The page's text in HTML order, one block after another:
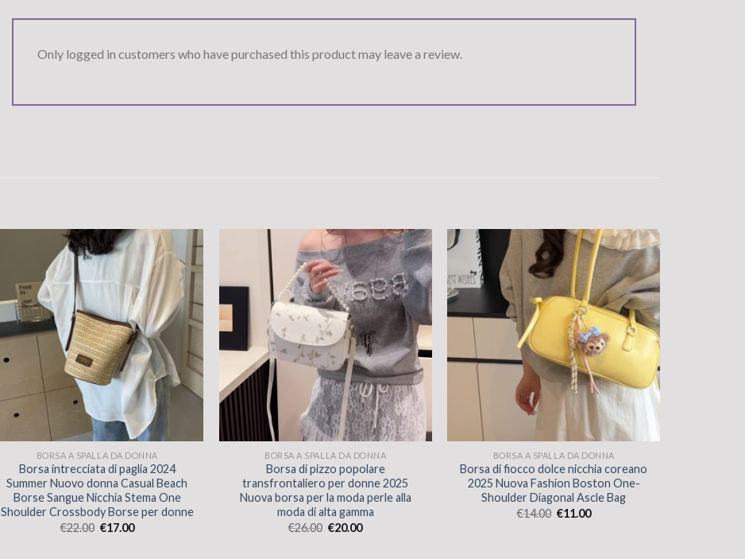
Only logged in customers who have purchased this product may leave a review.
BORSA A SPALLA DA DONNA
Borsa intrecciata di paglia 2024
Summer Nuovo donna Casual Beach
Borse Sangue Nicchia Stema One
Shoulder Crossbody Borse per donne
€22.00 €17.00
BORSA A SPALLA DA DONNA
Borsa di pizzo popolare
transfrontaliero per donne 2025
Nuova borsa per la moda perle alla
moda di alta gamma
€26.00 €20.00
BORSA A SPALLA DA DONNA
Borsa di fiocco dolce nicchia coreano
2025 Nuova Fashion Boston One-
Shoulder Diagonal Ascle Bag
€14.00 €11.00